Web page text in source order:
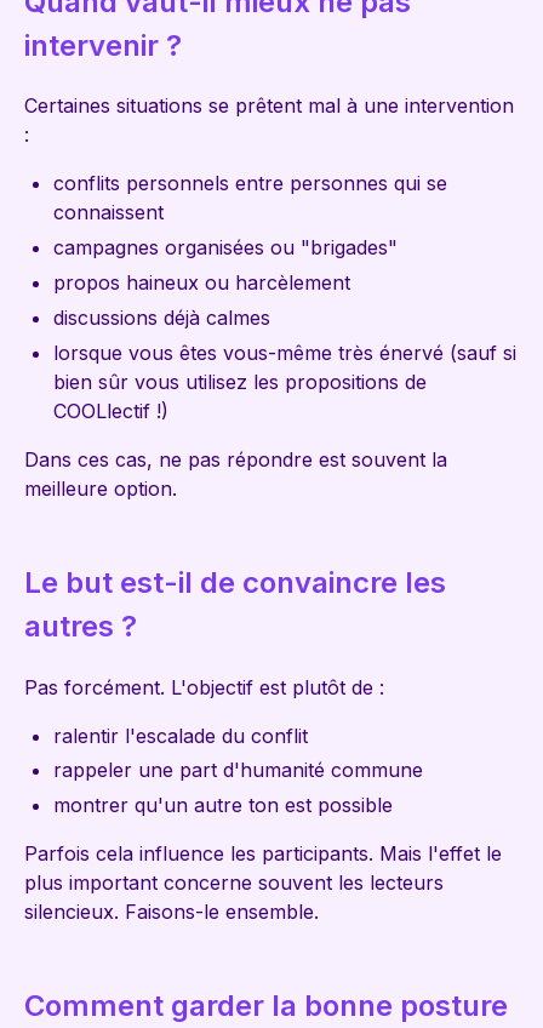
intervenir ?
Certaines situations se prêtent mal à une intervention
:
conflits personnels entre personnes qui se
connaissent
campagnes organisées ou "brigades"
propos haineux ou harcèlement
discussions déjà calmes
lorsque vous êtes vous-même très énervé (sauf si
bien sûr vous utilisez les propositions de
COOLlectif !)
Dans ces cas, ne pas répondre est souvent la
meilleure option.
Le but est-il de convaincre les
autres ?
Pas forcément. L'objectif est plutôt de :
ralentir l'escalade du conflit
rappeler une part d'humanité commune
montrer qu'un autre ton est possible
Parfois cela influence les participants. Mais l'effet le
plus important concerne souvent les lecteurs
silencieux. Faisons-le ensemble.
Comment garder la bonne posture